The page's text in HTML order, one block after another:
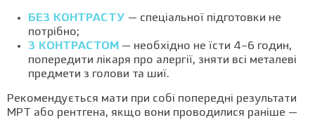
БЕЗ КОНТРАСТУ — спеціальної підготовки не
потрібно;
З КОНТРАСТОМ — необхідно не їсти 4–6 годин,
попередити лікаря про алергії, зняти всі металеві
предмети з голови та шиї.
Рекомендується мати при собі попередні результати
МРТ або рентгена, якщо вони проводилися раніше —